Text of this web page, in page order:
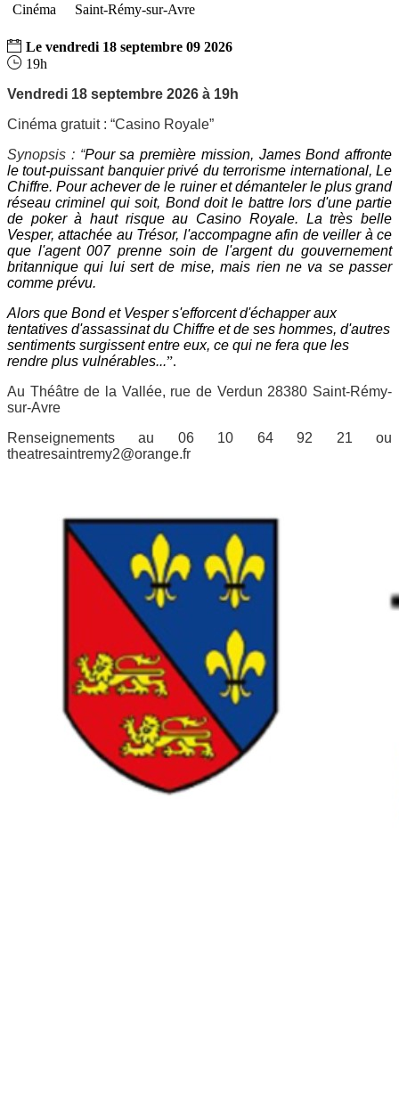
Cinéma Saint-Rémy-sur-Avre
Le vendredi 18 septembre 09 2026
19h
Vendredi 18 septembre 2026 à 19h
Cinéma gratuit : “Casino Royale”
Synopsis : “Pour sa première mission, James Bond affronte
le tout-puissant banquier privé du terrorisme international, Le
Chiffre. Pour achever de le ruiner et démanteler le plus grand
réseau criminel qui soit, Bond doit le battre lors d'une partie
de poker à haut risque au Casino Royale. La très belle
Vesper, attachée au Trésor, l'accompagne afin de veiller à ce
que l'agent 007 prenne soin de l'argent du gouvernement
britannique qui lui sert de mise, mais rien ne va se passer
comme prévu.
Alors que Bond et Vesper s'efforcent d'échapper aux
tentatives d'assassinat du Chiffre et de ses hommes, d'autres
sentiments surgissent entre eux, ce qui ne fera que les
rendre plus vulnérables...”.
Au Théâtre de la Vallée, rue de Verdun 28380 Saint-Rémy-
sur-Avre
Renseignements au 06 10 64 92 21 ou
theatresaintremy2@orange.fr